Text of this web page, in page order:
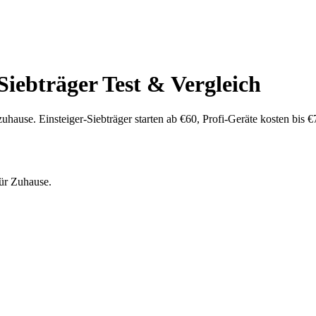
Test & Vergleich
Einsteiger-Siebträger starten ab €60, Profi-Geräte kosten bis
Zuhause.